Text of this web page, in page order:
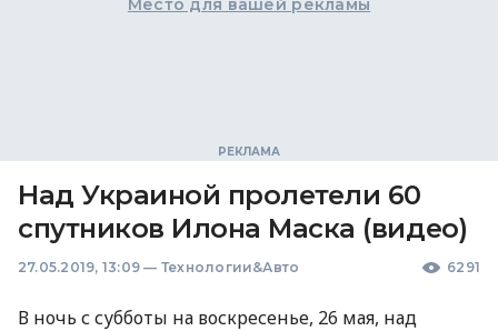
Место для вашей рекламы
Над Украиной пролетели 60
спутников Илона Маска (видео)
27.05.2019, 13:09 — Технологии&Авто 6291
В ночь с субботы на воскресенье, 26 мая, над